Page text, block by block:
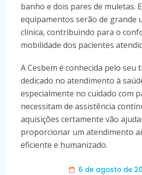
banho e dois pares de muletas.
equipamentos serão de grande
clínica, contribuindo para o
mobilidade dos pacientes
A Cesbem é conhecida pelo seu
dedicado no atendimento à
especialmente no cuidado com
necessitam de assistência
aquisições certamente vão
proporcionar um atendimento
eficiente e humanizado.
6 de agosto de